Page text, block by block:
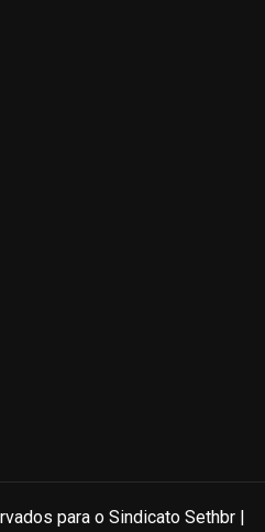
para o Sindicato Sethbr |